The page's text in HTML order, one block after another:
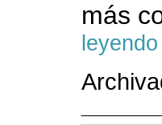
más
leyendo